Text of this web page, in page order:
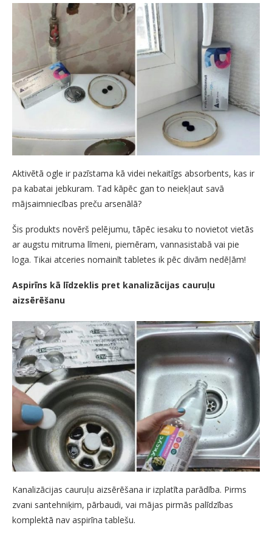
Aktivētā ogle ir pazīstama kā videi nekaitīgs absorbents, kas ir
pa kabatai jebkuram. Tad kāpēc gan to neiekļaut savā
mājsaimniecības preču arsenālā?
Šis produkts novērš pelējumu, tāpēc iesaku to novietot vietās
ar augstu mitruma līmeni, piemēram, vannasistabā vai pie
loga. Tikai atceries nomainīt tabletes ik pēc divām nedēļām!
Aspirīns kā līdzeklis pret kanalizācijas cauruļu
aizsērēšanu
Kanalizācijas cauruļu aizsērēšana ir izplatīta parādība. Pirms
zvani santehniķim, pārbaudi, vai mājas pirmās palīdzības
komplektā nav aspirīna tablešu.